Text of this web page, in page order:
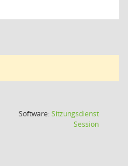
Software:Sitzungsdienst
Session(Wird in